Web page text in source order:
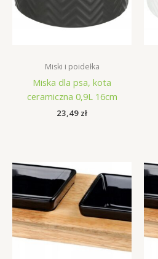
Miski i poidełka
Miska dla psa, kota
ceramiczna 0,9L 16cm
23,49 zł